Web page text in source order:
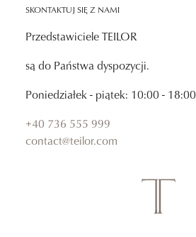
SKONTAKTUJ SIĘ Z NAMI
Przedstawiciele TEILOR
są do Państwa dyspozycji.
Poniedziałek - piątek: 10:00 - 18:00
+40 736 555 999
contact@teilor.com